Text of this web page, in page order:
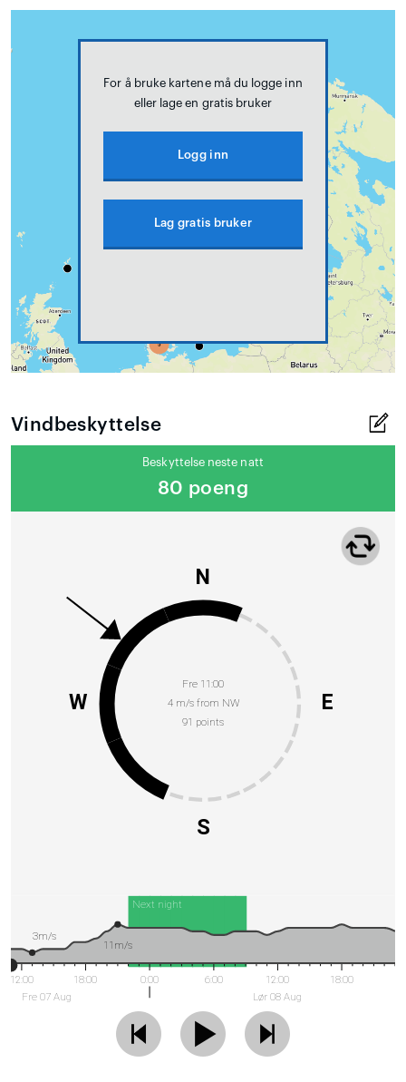
For å bruke kartene må du logge inn
eller lage en gratis bruker
Logg inn
Lag gratis bruker
Vindbeskyttelse
Beskyttelse neste natt
80 poeng
Fre 11:00
4 m/s from NW
91 points
N
E
S
W
Next night
12:00
Fre 07 Aug
18:00 0:00 6:00
12:00
Lør 08 Aug
18:00
11m/s
3m/s